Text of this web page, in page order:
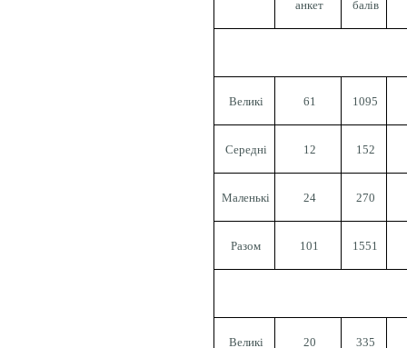
анкет
балів
Великі 61 1095
Середні 12 152
Маленькі 24 270
Разом 101 1551
Великі 20 335